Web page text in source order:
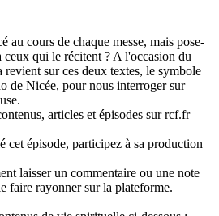
au cours de chaque messe, mais pose-
ceux qui le récitent ? A l'occasion du
revient sur ces deux textes, le symbole
de Nicée, pour nous interroger sur
articles et épisodes sur rcf.fr
cet épisode, participez à sa production
laisser un commentaire ou une note
faire rayonner sur la plateforme.